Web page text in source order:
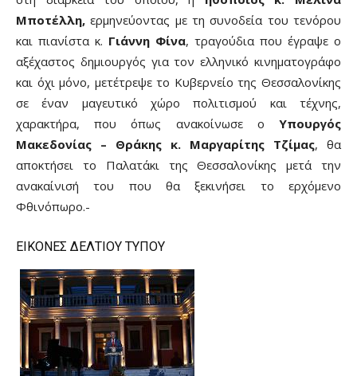
Μποτέλλη, ερμηνεύοντας με τη συνοδεία του τενόρου
και πιανίστα κ. Γιάννη Φίνα, τραγούδια που έγραψε ο
αξέχαστος δημιουργός για τον ελληνικό κινηματογράφο
και όχι μόνο, μετέτρεψε το Κυβερνείο της Θεσσαλονίκης
σε έναν μαγευτικό χώρο πολιτισμού και τέχνης,
χαρακτήρα, που όπως ανακοίνωσε ο Υπουργός
Μακεδονίας – Θράκης κ. Μαργαρίτης Τζίμας, θα
αποκτήσει το Παλατάκι της Θεσσαλονίκης μετά την
ανακαίνισή του που θα ξεκινήσει το ερχόμενο
Φθινόπωρο.-
ΕΙΚΟΝΕΣ ΔΕΛΤΙΟΥ ΤΥΠΟΥ